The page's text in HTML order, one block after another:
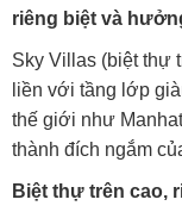
riêng biệt và
Sky Villas (biệt thự
liền với tầng lớp
thế giới như
thành đích ngắm
Biệt thự trên cao,